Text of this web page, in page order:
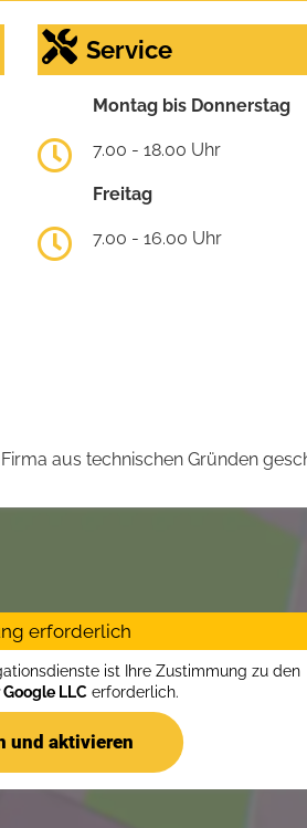
Service
Montag bis Donnerstag
7.00 - 18.00 Uhr
Freitag
7.00 - 16.00 Uhr
aus technischen Gründen
erforderlich
ist Ihre Zustimmung zu den
LLC erforderlich.
und aktivieren